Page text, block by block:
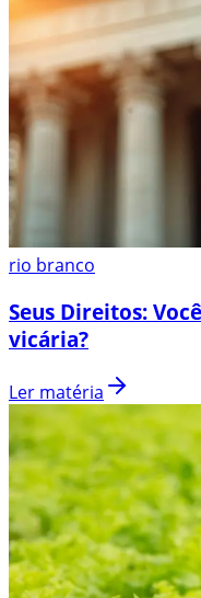
rio branco
Seus Direitos:
vicária?
Ler matéria